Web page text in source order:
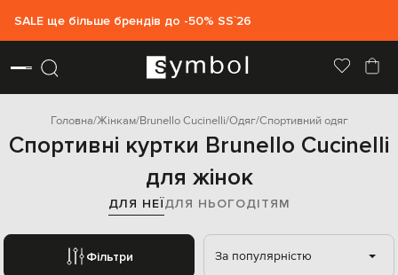
SALE ще більше брендів до -50% SS`26
Головна Жінкам Brunello Cucinelli Одяг Спортивний одяг
Спортивні куртки Brunello Cucinelli
для жінок
ДЛЯ НЕЇДЛЯ НЬОГОДІТЯМ
Фільтри За популярністю